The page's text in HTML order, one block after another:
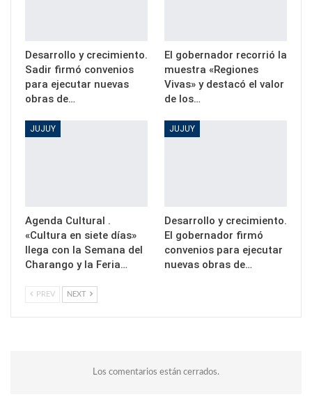
Desarrollo y crecimiento.
Sadir firmó convenios
para ejecutar nuevas
obras de…
El gobernador recorrió la
muestra «Regiones
Vivas» y destacó el valor
de los…
JUJUY
Agenda Cultural .
«Cultura en siete días»
llega con la Semana del
Charango y la Feria…
JUJUY
Desarrollo y crecimiento.
El gobernador firmó
convenios para ejecutar
nuevas obras de…
PREV NEXT
Los comentarios están cerrados.